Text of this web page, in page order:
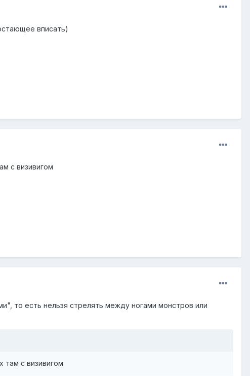
вписать)
с визивигом
то есть нельзя стрелять между ногами монстров или
там с визивигом